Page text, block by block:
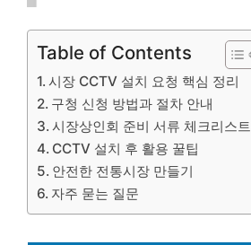
Table of Contents
시장 CCTV 설치 요청 핵심 정리
구청 신청 방법과 절차 안내
시장상인회 준비 서류 체크리스트
CCTV 설치 후 활용 꿀팁
안전한 전통시장 만들기
자주 묻는 질문